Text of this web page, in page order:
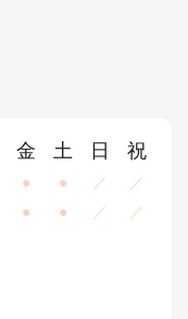
金 土 日 祝
● ● ／
／
● ● ／ ／